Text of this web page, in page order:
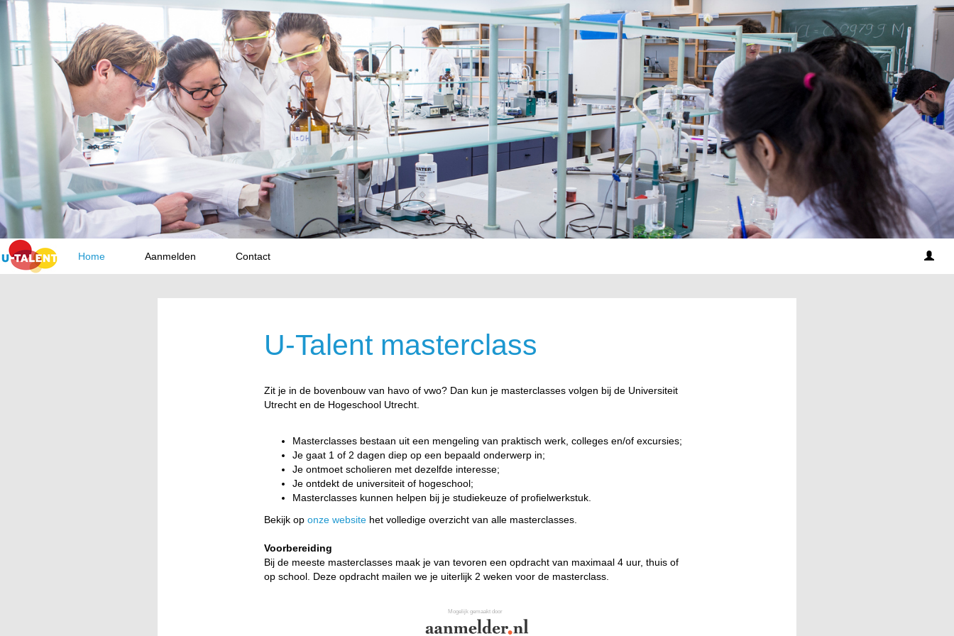
Home Aanmelden Contact
U-Talent masterclass
Zit je in de bovenbouw van havo of vwo? Dan kun je masterclasses volgen bij de Universiteit
Utrecht en de Hogeschool Utrecht.
Masterclasses bestaan uit een mengeling van praktisch werk, colleges en/of excursies;
Je gaat 1 of 2 dagen diep op een bepaald onderwerp in;
Je ontmoet scholieren met dezelfde interesse;
Je ontdekt de universiteit of hogeschool;
Masterclasses kunnen helpen bij je studiekeuze of profielwerkstuk.
Bekijk op onze website het volledige overzicht van alle masterclasses.
Voorbereiding
Bij de meeste masterclasses maak je van tevoren een opdracht van maximaal 4 uur, thuis of
op school. Deze opdracht mailen we je uiterlijk 2 weken voor de masterclass.
Mogelijk gemaakt door